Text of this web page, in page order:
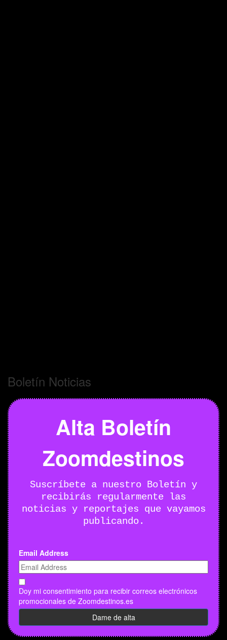
Boletín Noticias
Alta Boletín
Zoomdestinos
Suscríbete a nuestro Boletín y
recibirás regularmente las
noticias y reportajes que vayamos
publicando.
Email Address
Doy mi consentimiento para recibir correos electrónicos
promocionales de Zoomdestinos.es